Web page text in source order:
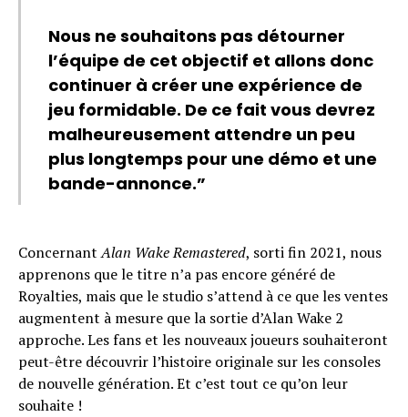
Nous ne souhaitons pas détourner
l’équipe de cet objectif et allons donc
continuer à créer une expérience de
jeu formidable. De ce fait vous devrez
malheureusement attendre un peu
plus longtemps pour une démo et une
bande-annonce.”
ConcernantAlan Wake Remastered, sorti fin 2021, nous
apprenons que le titre n’a pas encore généré de
Royalties, mais que le studio s’attend à ce que les ventes
augmentent à mesure que la sortie d’Alan Wake 2
approche. Les fans et les nouveaux joueurs souhaiteront
peut-être découvrir l’histoire originale sur les consoles
de nouvelle génération. Et c’est tout ce qu’on leur
souhaite !